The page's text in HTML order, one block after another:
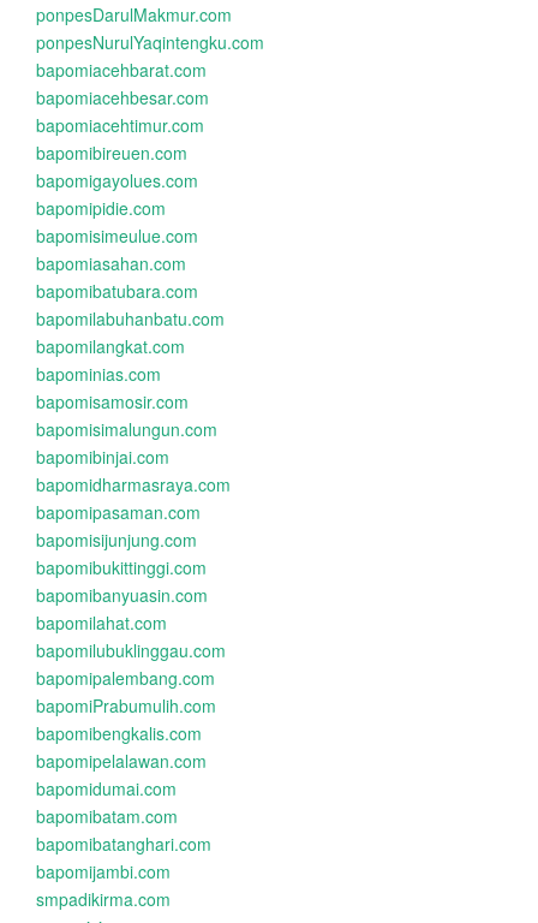
ponpesDarulMakmur.com
ponpesNurulYaqintengku.com
bapomiacehbarat.com
bapomiacehbesar.com
bapomiacehtimur.com
bapomibireuen.com
bapomigayolues.com
bapomipidie.com
bapomisimeulue.com
bapomiasahan.com
bapomibatubara.com
bapomilabuhanbatu.com
bapomilangkat.com
bapominias.com
bapomisamosir.com
bapomisimalungun.com
bapomibinjai.com
bapomidharmasraya.com
bapomipasaman.com
bapomisijunjung.com
bapomibukittinggi.com
bapomibanyuasin.com
bapomilahat.com
bapomilubuklinggau.com
bapomipalembang.com
bapomiPrabumulih.com
bapomibengkalis.com
bapomipelalawan.com
bapomidumai.com
bapomibatam.com
bapomibatanghari.com
bapomijambi.com
smpadikirma.com